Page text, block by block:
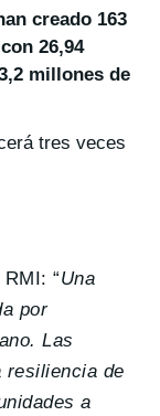
creado 163
26,94
millones de
tres veces
“Una
por
Las
resiliencia de
a